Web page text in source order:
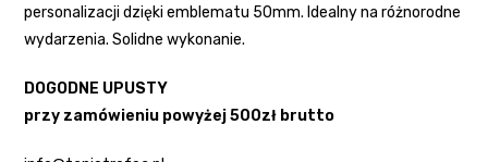
personalizacji dzięki emblematu 50mm. Idealny na różnorodne
wydarzenia. Solidne wykonanie.
DOGODNE UPUSTY
przy zamówieniu powyżej 500zł brutto